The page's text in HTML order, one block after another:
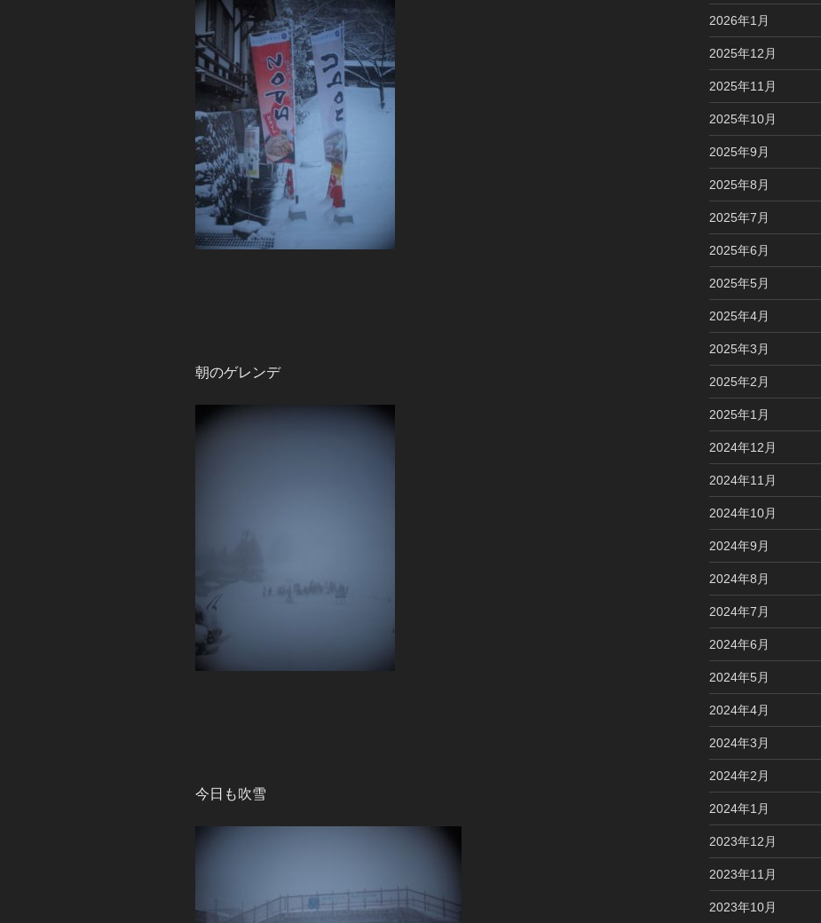
朝のゲレンデ
今日も吹雪
2026年1月
2025年12月
2025年11月
2025年10月
2025年9月
2025年8月
2025年7月
2025年6月
2025年5月
2025年4月
2025年3月
2025年2月
2025年1月
2024年12月
2024年11月
2024年10月
2024年9月
2024年8月
2024年7月
2024年6月
2024年5月
2024年4月
2024年3月
2024年2月
2024年1月
2023年12月
2023年11月
2023年10月